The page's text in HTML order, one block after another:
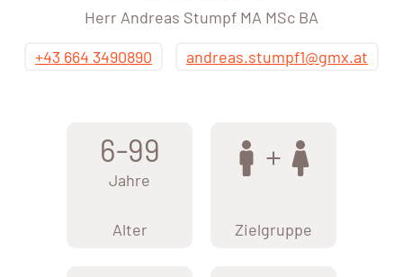
Herr Andreas Stumpf MA MSc BA
+43 664 3490890
andreas.stumpf1@gmx.at
6-99
Jahre
Alter Zielgruppe